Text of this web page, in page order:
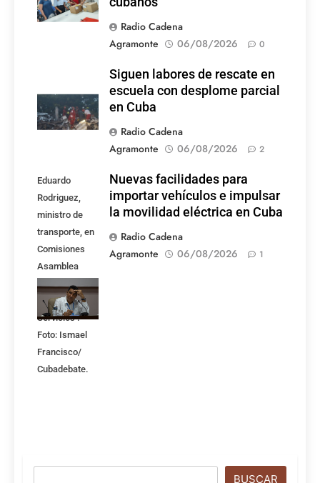
Radio Cadena
Agramonte
06/08/2026 0
Siguen labores de rescate en
escuela con desplome parcial
en Cuba
Radio Cadena
Agramonte
06/08/2026 2
Eduardo
Rodriguez,
ministro de
transporte, en
Comisiones
Asamblea
Nacional,
Atención a los
Servicios .
Foto: Ismael
Francisco/
Cubadebate.
Nuevas facilidades para
importar vehículos e impulsar
la movilidad eléctrica en Cuba
Radio Cadena
Agramonte
06/08/2026 1
BUSCAR